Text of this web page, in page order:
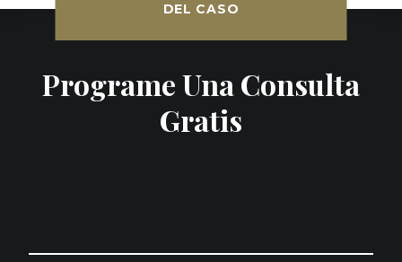
DEL CASO
Programe Una Consulta
Gratis